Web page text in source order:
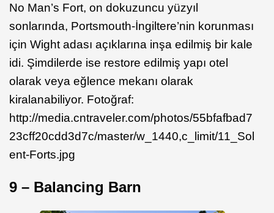
No Man’s Fort, on dokuzuncu yüzyıl
sonlarında, Portsmouth-İngiltere’nin korunması
için Wight adası açıklarına inşa edilmiş bir kale
idi. Şimdilerde ise restore edilmiş yapı otel
olarak veya eğlence mekanı olarak
kiralanabiliyor. Fotoğraf:
http://media.cntraveler.com/photos/55bfafbad7
23cff20cdd3d7c/master/w_1440,c_limit/11_Sol
ent-Forts.jpg
9 – Balancing Barn